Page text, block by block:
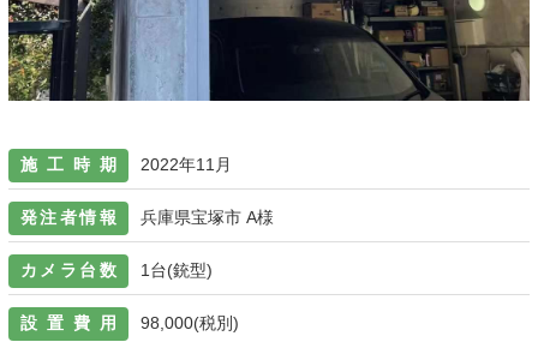
施工時期 2022年11月
発注者情報 兵庫県宝塚市 A様
カメラ台数 1台(銃型)
設置費用 98,000(税別)